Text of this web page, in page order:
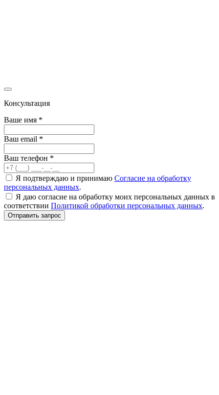
Консультация
Ваше имя *
Ваш email *
Ваш телефон *
Я подтверждаю и принимаю Согласие на обработку
персональных данных.
Я даю согласие на обработку моих персональных данных в
соответствии Политикой обработки персональных данных.
Отправить запрос